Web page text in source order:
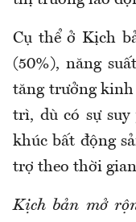
Cụ thể ở Kịch
(50%), năng
tăng trưởng kinh
trì, dù có sự suy
khúc bất động
trợ theo thời
Kịch bản mở